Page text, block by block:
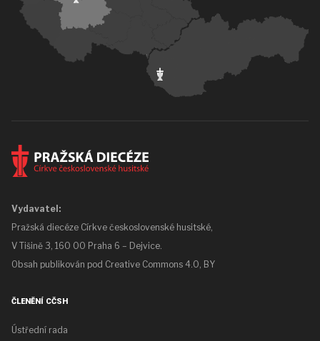
Vydavatel:
Pražská diecéze Církve československé husitské,
V Tišině 3, 160 00 Praha 6 – Dejvice.
Obsah publikován pod Creative Commons 4.0, BY
ČLENĚNÍ CČSH
Ústřední rada